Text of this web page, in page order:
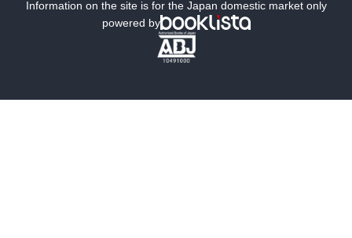
ミステリー SF
文学
Information on the site is for the Japan domestic market only
powered by